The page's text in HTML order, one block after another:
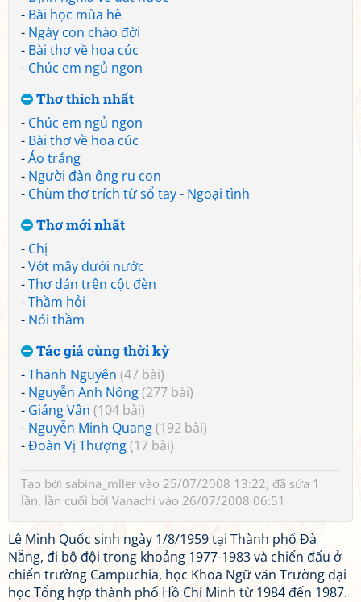
- Bài học mùa hè
- Ngày con chào đời
- Bài thơ về hoa cúc
- Chúc em ngủ ngon
Thơ thích nhất
- Chúc em ngủ ngon
- Bài thơ về hoa cúc
-Áo trắng
- Người đàn ông ru con
- Chùm thơ trích từ sổ tay - Ngoại tình
Thơ mới nhất
- Chị
-Vớt mây dưới nước
-Thơ dán trên cột đèn
-Thầm hỏi
- Nói thầm
Tác giả cùng thời kỳ
-Thanh Nguyên (47 bài)
- Nguyễn Anh Nông(277 bài)
- Giáng Vân (104 bài)
- Nguyễn Minh Quang(192 bài)
-Đoàn Vị Thượng(17 bài)
Tạo bởi sabina_mller vào 25/07/2008 13:22, đã sửa 1
lần, lần cuối bởi Vanachi vào 26/07/2008 06:51
Lê Minh Quốc sinh ngày 1/8/1959 tại Thành phố Đà
Nẵng, đi bộ đội trong khoảng 1977-1983 và chiến đấu ở
chiến trường Campuchia, học Khoa Ngữ văn Trường đại
học Tổng hợp thành phố Hồ Chí Minh từ 1984 đến 1987.